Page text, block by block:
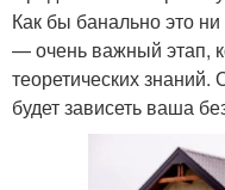
Как бы банально это
— очень важный этап,
теоретических
будет зависеть ваша